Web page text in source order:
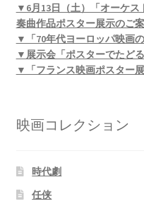
▼6月13日（土）「オーケ
奏曲作品ポスター展示のご
▼「70年代ヨーロッパ映画
▼展示会「ポスターでたど
▼「フランス映画ポスター
映画コレクション
時代劇
任侠